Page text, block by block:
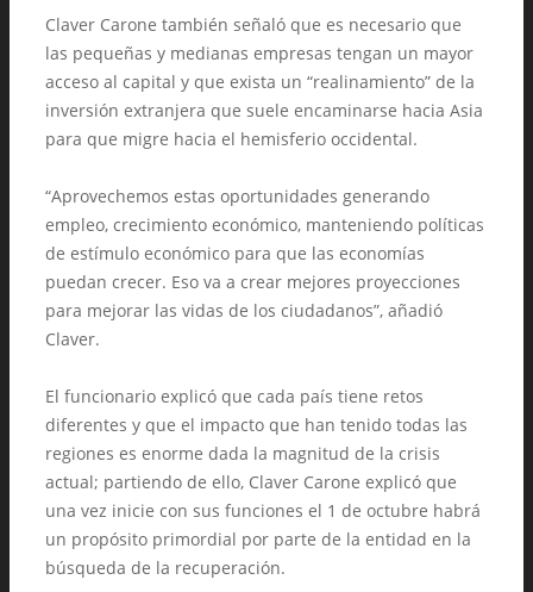
Claver Carone también señaló que es necesario que
las pequeñas y medianas empresas tengan un mayor
acceso al capital y que exista un “realinamiento” de la
inversión extranjera que suele encaminarse hacia Asia
para que migre hacia el hemisferio occidental.
“Aprovechemos estas oportunidades generando
empleo, crecimiento económico, manteniendo políticas
de estímulo económico para que las economías
puedan crecer. Eso va a crear mejores proyecciones
para mejorar las vidas de los ciudadanos”, añadió
Claver.
El funcionario explicó que cada país tiene retos
diferentes y que el impacto que han tenido todas las
regiones es enorme dada la magnitud de la crisis
actual; partiendo de ello, Claver Carone explicó que
una vez inicie con sus funciones el 1 de octubre habrá
un propósito primordial por parte de la entidad en la
búsqueda de la recuperación.